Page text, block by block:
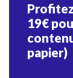
19€
papier)